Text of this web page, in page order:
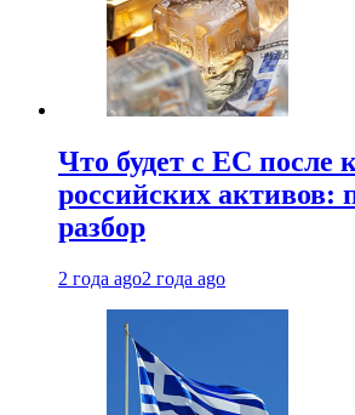
Что будет с ЕС после
российских активов:
разбор
2 года ago2 года ago